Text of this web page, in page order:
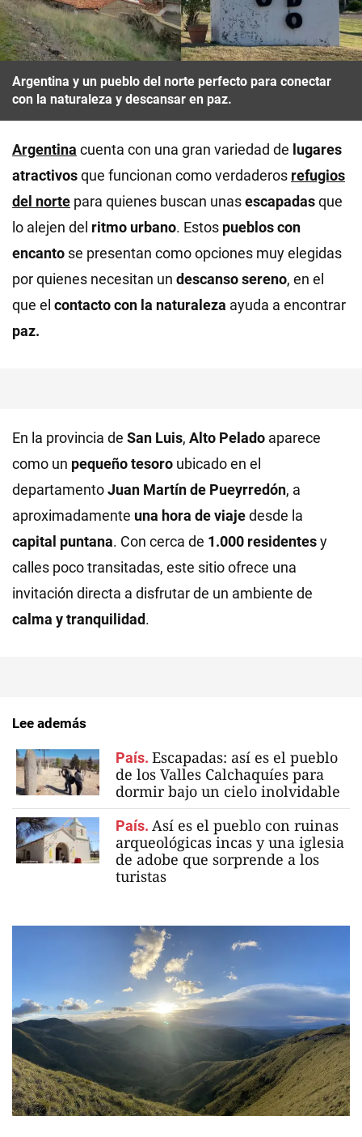
Argentina y un pueblo del norte perfecto para conectar
con la naturaleza y descansar en paz.
Argentina cuenta con una gran variedad de lugares
atractivosque funcionan como verdaderos refugios
del norte para quienes buscan unasescapadasque
lo alejen del ritmo urbano. Estos pueblos con
encanto se presentan como opciones muy elegidas
por quienes necesitan un descanso sereno, en el
que el contacto con la naturaleza ayuda a encontrar
paz.
En la provincia de San Luis, Alto Pelado aparece
como un pequeño tesoro ubicado en el
departamentoJuan Martín de Pueyrredón, a
aproximadamente una hora de viajedesde la
capital puntana. Con cerca de 1.000 residentesy
calles poco transitadas, este sitio ofrece una
invitación directa a disfrutar de un ambiente de
calma y tranquilidad.
Lee además
País. Escapadas: así es el pueblo
de los Valles Calchaquíes para
dormir bajo un cielo inolvidable
País. Así es el pueblo con ruinas
arqueológicas incas y una iglesia
de adobe que sorprende a los
turistas